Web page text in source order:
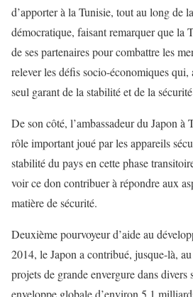
d’apporter à la Tunisie, tout au long de
démocratique, faisant remarquer que la
de ses partenaires pour combattre les
relever les défis socio-économiques
seul garant de la stabilité et de la
De son côté, l’ambassadeur du Japon à
rôle important joué par les appareils
stabilité du pays en cette phase
voir ce don contribuer à répondre aux
matière de sécurité.
Deuxième pourvoyeur d’aide au
2014, le Japon a contribué, jusque-là,
projets de grande envergure dans divers
enveloppe globale d’environ 5,1